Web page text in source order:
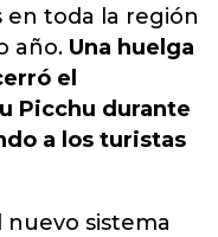
en toda la región
año. Una huelga
el
Picchu durante
a los turistas
nuevo sistema